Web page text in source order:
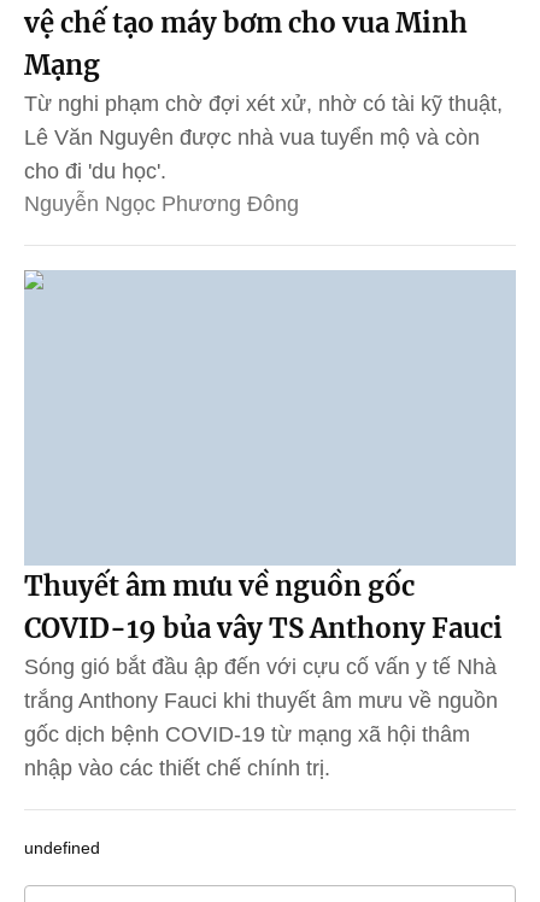
vệ chế tạo máy bơm cho vua Minh
Mạng
Từ nghi phạm chờ đợi xét xử, nhờ có tài kỹ thuật,
Lê Văn Nguyên được nhà vua tuyển mộ và còn
cho đi 'du học'.
Nguyễn Ngọc Phương Đông
Thuyết âm mưu về nguồn gốc
COVID-19 bủa vây TS Anthony Fauci
Sóng gió bắt đầu ập đến với cựu cố vấn y tế Nhà
trắng Anthony Fauci khi thuyết âm mưu về nguồn
gốc dịch bệnh COVID-19 từ mạng xã hội thâm
nhập vào các thiết chế chính trị.
undefined